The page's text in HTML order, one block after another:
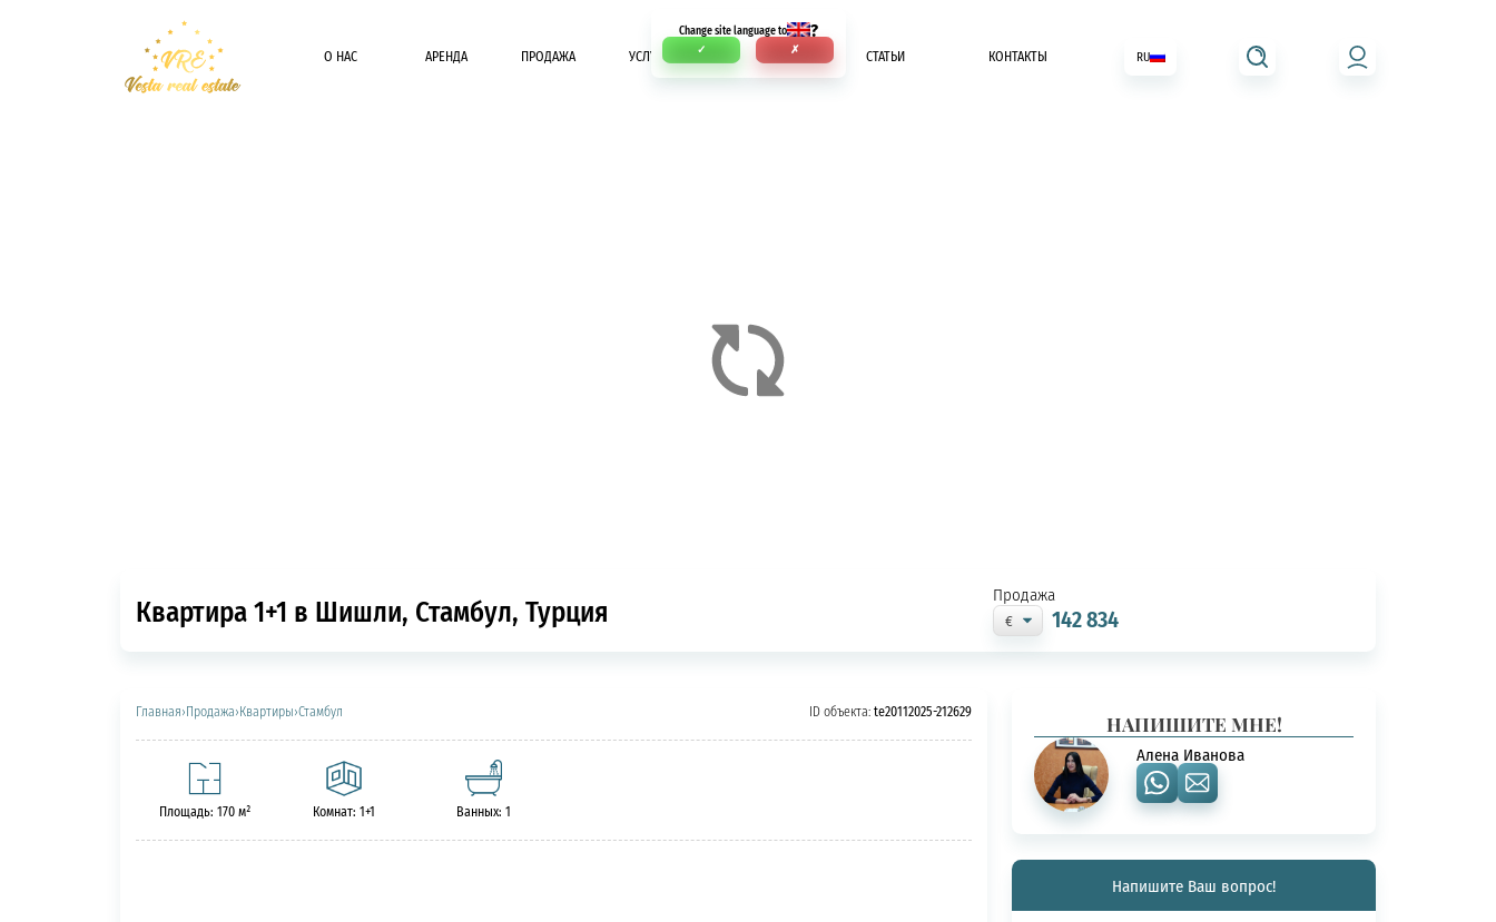
Change site language to ?
✓ ✗
О НАС АРЕНДА ПРОДАЖА УСЛУГИ ОПЛАТА СТАТЬИ КОНТАКТЫ RU
Квартира 1+1 в Шишли, Стамбул, Турция Продажа
142 834
Главная›Продажа›Квартиры›Стамбул ID объекта:te20112025-212629
Площадь: 170 м² Комнат: 1+1 Ванных: 1
НАПИШИТЕ МНЕ!
Алена Иванова
Напишите Ваш вопрос!